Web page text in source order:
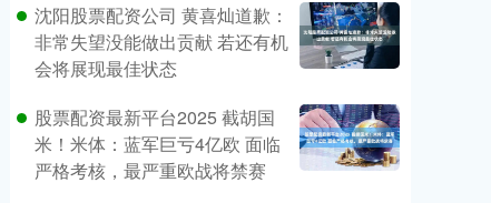
沈阳股票配资公司 黄喜灿道歉：
非常失望没能做出贡献 若还有机
会将展现最佳状态
股票配资最新平台2025 截胡国
米！米体：蓝军巨亏4亿欧 面临
严格考核，最严重欧战将禁赛